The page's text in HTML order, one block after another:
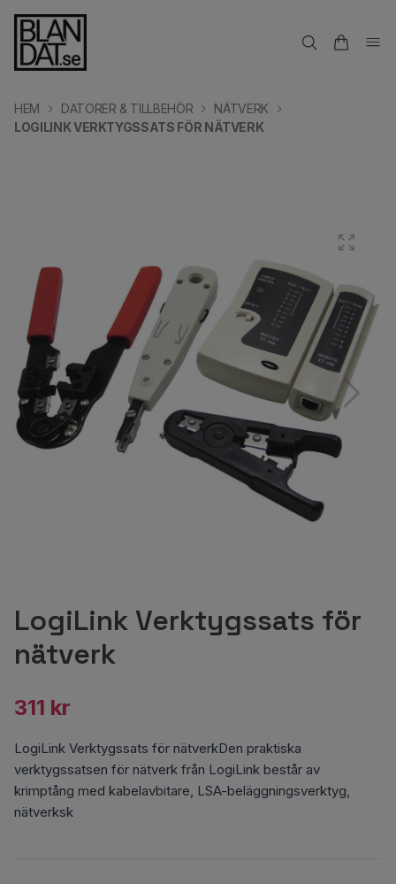
HEM DATORER & TILLBEHÖR
NÄTVERK
LOGILINK VERKTYGSSATS FÖR NÄTVERK
LogiLink Verktygssats för
nätverk
311 kr
LogiLink Verktygssats för nätverkDen praktiska
verktygssatsen för nätverk från LogiLink består av
krimptång med kabelavbitare, LSA-beläggningsverktyg,
nätverksk